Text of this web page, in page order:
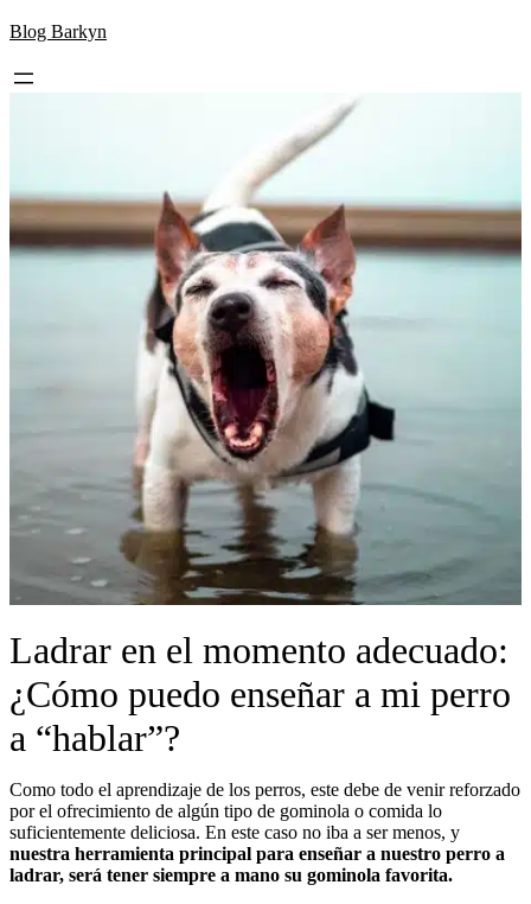
Skip
content
Blog Barkyn
Ladrar en el momento adecuado:
¿Cómo puedo enseñar a mi perro
a “hablar”?
Como todo el aprendizaje de los perros, este debe de venir reforzado
por el ofrecimiento de algún tipo de gominola o comida lo
suficientemente deliciosa. En este caso no iba a ser menos, y
nuestra herramienta principal para enseñar a nuestro perro a
ladrar, será tener siempre a mano su gominola favorita.